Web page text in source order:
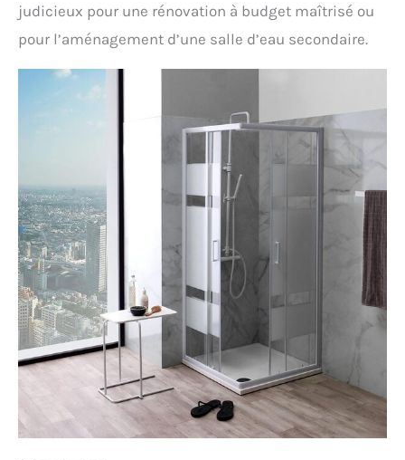
judicieux pour une rénovation à budget maîtrisé ou
pour l’aménagement d’une salle d’eau secondaire.